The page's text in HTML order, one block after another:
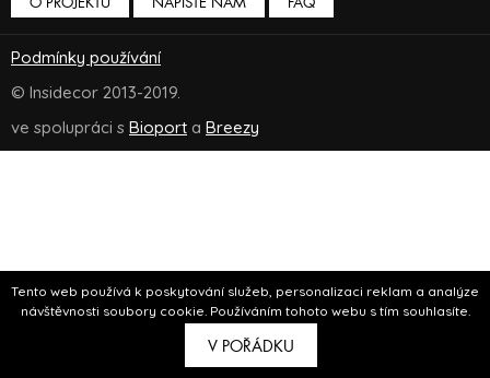
Tento web používá k poskytování služeb, personalizaci reklam a analýze
návštěvnosti soubory cookie. Používáním tohoto webu s tím souhlasíte.
V POŘÁDKU
Podmínky používání
© Insidecor 2013-2019.
ve spolupráci s Bioport a Breezy